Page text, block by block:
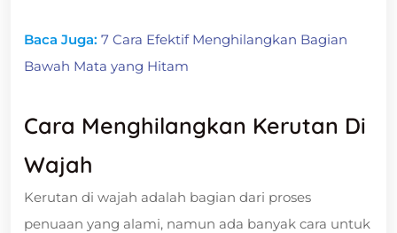
Baca Juga: 7 Cara Efektif Menghilangkan Bagian
Bawah Mata yang Hitam
Cara Menghilangkan Kerutan Di
Wajah
Kerutan di wajah adalah bagian dari proses
penuaan yang alami, namun ada banyak cara untuk